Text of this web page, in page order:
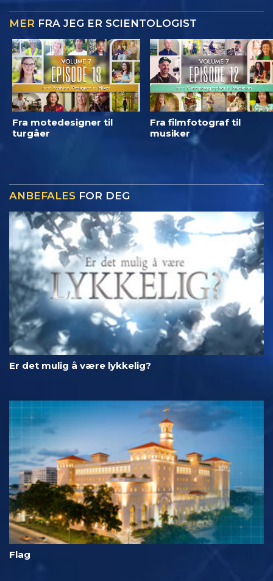
MER FRA JEG ER SCIENTOLOGIST
Fra motedesigner til
turgåer
Fra filmfotograf til
musiker
ANBEFALES FOR DEG
Er det mulig å være lykkelig?
Flag